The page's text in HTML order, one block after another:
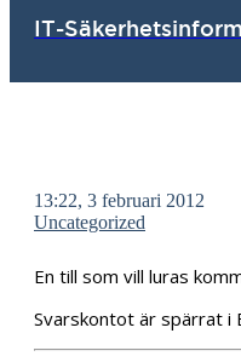
IT-
13:22, 3 februari 2012
Uncategorized
En till som vill luras
Svarskontot är spärrat i